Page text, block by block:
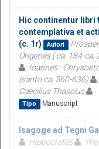
Hic continentur libri
contemplativa et
(c. 1r)
Autori
Origenes ( ca. 184-ca.
; Ioannes :
(santo ca. 560-636)
Caecilius Thascius
Tipo Manuscript
Isagoge ad Tegni
; Hippocrates
;